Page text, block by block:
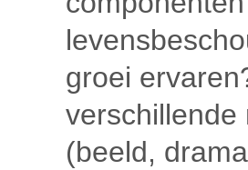
groei
verschillende
(beeld,